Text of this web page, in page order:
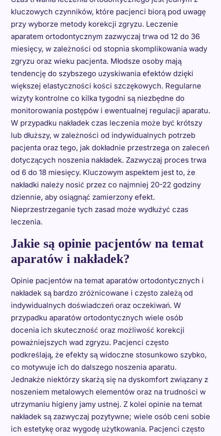
kluczowych czynników, które pacjenci biorą pod uwagę
przy wyborze metody korekcji zgryzu. Leczenie
aparatem ortodontycznym zazwyczaj trwa od 12 do 36
miesięcy, w zależności od stopnia skomplikowania wady
zgryzu oraz wieku pacjenta. Młodsze osoby mają
tendencję do szybszego uzyskiwania efektów dzięki
większej elastyczności kości szczękowych. Regularne
wizyty kontrolne co kilka tygodni są niezbędne do
monitorowania postępów i ewentualnej regulacji aparatu.
W przypadku nakładek czas leczenia może być krótszy
lub dłuższy, w zależności od indywidualnych potrzeb
pacjenta oraz tego, jak dokładnie przestrzega on zaleceń
dotyczących noszenia nakładek. Zazwyczaj proces trwa
od 6 do 18 miesięcy. Kluczowym aspektem jest to, że
nakładki należy nosić przez co najmniej 20-22 godziny
dziennie, aby osiągnąć zamierzony efekt.
Nieprzestrzeganie tych zasad może wydłużyć czas
leczenia.
Jakie są opinie pacjentów na temat
aparatów i nakładek?
Opinie pacjentów na temat aparatów ortodontycznych i
nakładek są bardzo zróżnicowane i często zależą od
indywidualnych doświadczeń oraz oczekiwań. W
przypadku aparatów ortodontycznych wiele osób
docenia ich skuteczność oraz możliwość korekcji
poważniejszych wad zgryzu. Pacjenci często
podkreślają, że efekty są widoczne stosunkowo szybko,
co motywuje ich do dalszego noszenia aparatu.
Jednakże niektórzy skarżą się na dyskomfort związany z
noszeniem metalowych elementów oraz na trudności w
utrzymaniu higieny jamy ustnej. Z kolei opinie na temat
nakładek są zazwyczaj pozytywne; wiele osób ceni sobie
ich estetykę oraz wygodę użytkowania. Pacjenci często